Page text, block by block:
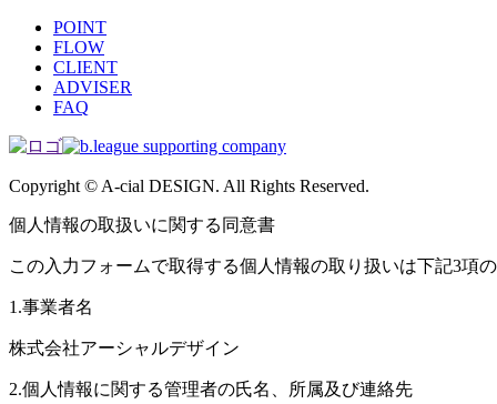
POINT
FLOW
CLIENT
ADVISER
FAQ
Copyright © A-cial DESIGN. All Rights Reserved.
個人情報の取扱いに関する同意書
この入力フォームで取得する個人情報の取り扱いは下記3項
1.事業者名
株式会社アーシャルデザイン
2.個人情報に関する管理者の氏名、所属及び連絡先